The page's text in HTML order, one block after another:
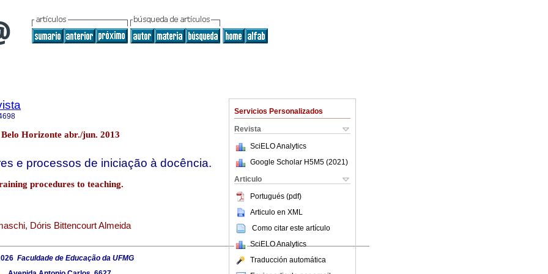
Servicios Personalizados
Revista
SciELO Analytics
Google Scholar H5M5 (2021 )
Articulo
Portugués (pdf)
Articulo en XML
Como citar este artículo
SciELO Analytics
Traducción automática
Horizonte abr./jun. 2013
e processos de iniciação à docência.
procedures to teaching.
Dóris Bittencourt Almeida
Faculdade de Educação da UFMG